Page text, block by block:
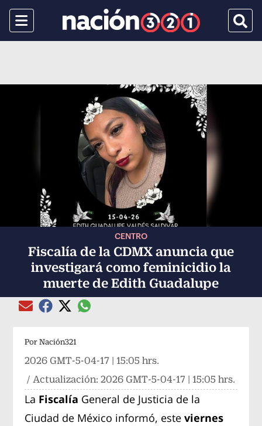
Menu
CENTRO
Fiscalía de la CDMX anuncia que
investigará como feminicidio la
muerte de Edith Guadalupe
Compartir el artículo actual mediante Email
Compartir el artículo actual mediante Facebook
Compartir el artículo actual mediante Twitter
Compartir el artículo actual mediante
Por Nación321
2026 GMT-5-04-17 | 15:05 hrs.
/ Actualización:2026 GMT-5-04-17 | 15:05 hrs.
La Fiscalía General de Justicia de la
Ciudad de México informó, esteviernes